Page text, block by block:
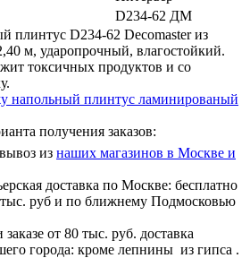
D234-62 ДМ
плинтус D234-62 Decomaster из
м, ударопрочный, влагостойкий.
токсичных продуктов и со
напольный плинтус ламинированый
получения заказов:
из наших магазинов в Москве и
доставка по Москве: бесплатно
тыс. руб и по ближнему Подмосковью
от 80 тыс. руб. доставка
города: кроме лепнины из гипса .